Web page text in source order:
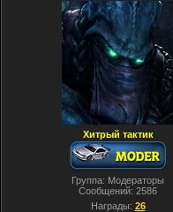
Хитрый тактик
Группа: Модераторы
Сообщений: 2586
Награды: 26